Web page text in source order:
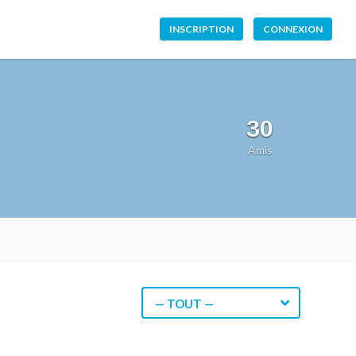
INSCRIPTION CONNEXION
30
Amis
— TOUT —